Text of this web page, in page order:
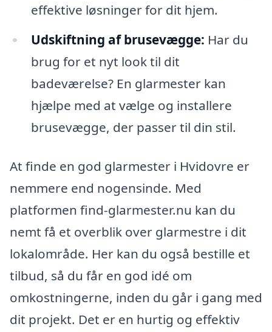
effektive løsninger for dit hjem.
Udskiftning af brusevægge: Har du
brug for et nyt look til dit
badeværelse? En glarmester kan
hjælpe med at vælge og installere
brusevægge, der passer til din stil.
At finde en god glarmester i Hvidovre er
nemmere end nogensinde. Med
platformen find-glarmester.nu kan du
nemt få et overblik over glarmestre i dit
lokalområde. Her kan du også bestille et
tilbud, så du får en god idé om
omkostningerne, inden du går i gang med
dit projekt. Det er en hurtig og effektiv